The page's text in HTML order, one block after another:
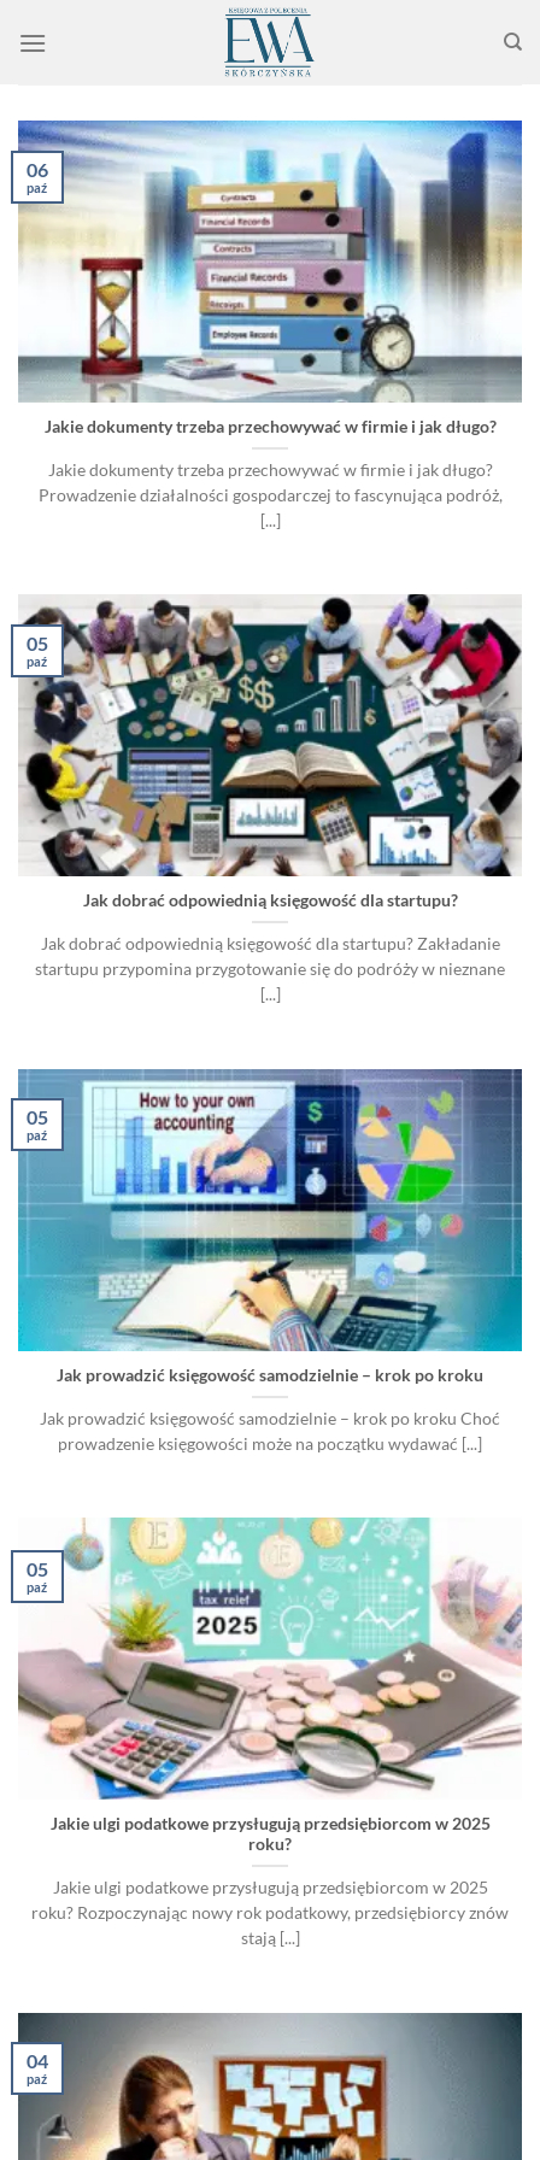
Jakie dokumenty trzeba przechowywać w firmie i jak długo?
Jakie dokumenty trzeba przechowywać w firmie i jak długo?
Prowadzenie działalności gospodarczej to fascynująca podróż,
[...]
06
paź
Jak dobrać odpowiednią księgowość dla startupu?
Jak dobrać odpowiednią księgowość dla startupu? Zakładanie
startupu przypomina przygotowanie się do podróży w nieznane
[...]
05
paź
Jak prowadzić księgowość samodzielnie – krok po kroku
Jak prowadzić księgowość samodzielnie – krok po kroku Choć
prowadzenie księgowości może na początku wydawać [...]
05
paź
Jakie ulgi podatkowe przysługują przedsiębiorcom w 2025
roku?
Jakie ulgi podatkowe przysługują przedsiębiorcom w 2025
roku? Rozpoczynając nowy rok podatkowy, przedsiębiorcy znów
stają [...]
05
paź
04
paź